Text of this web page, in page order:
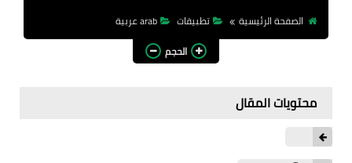
الصفحة الرئيسية
تطبيقات
arab عربية
الحجم
محتويات المقال